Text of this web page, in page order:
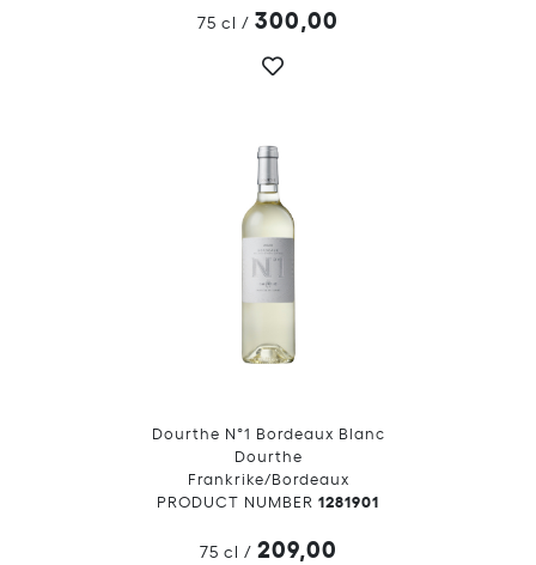
75 cl / 300,00
Dourthe N°1 Bordeaux Blanc
Dourthe
Frankrike/Bordeaux
PRODUCT NUMBER 1281901
75 cl / 209,00